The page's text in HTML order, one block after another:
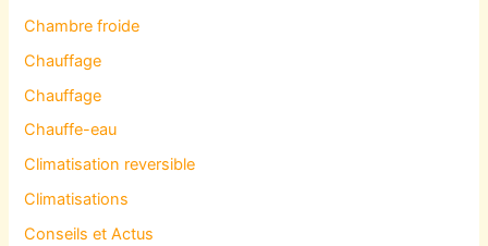
Chambre froide
Chauffage
Chauffage
Chauffe-eau
Climatisation reversible
Climatisations
Conseils et Actus